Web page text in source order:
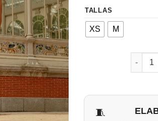
TALLAS
XS M
Cantidad
🧵